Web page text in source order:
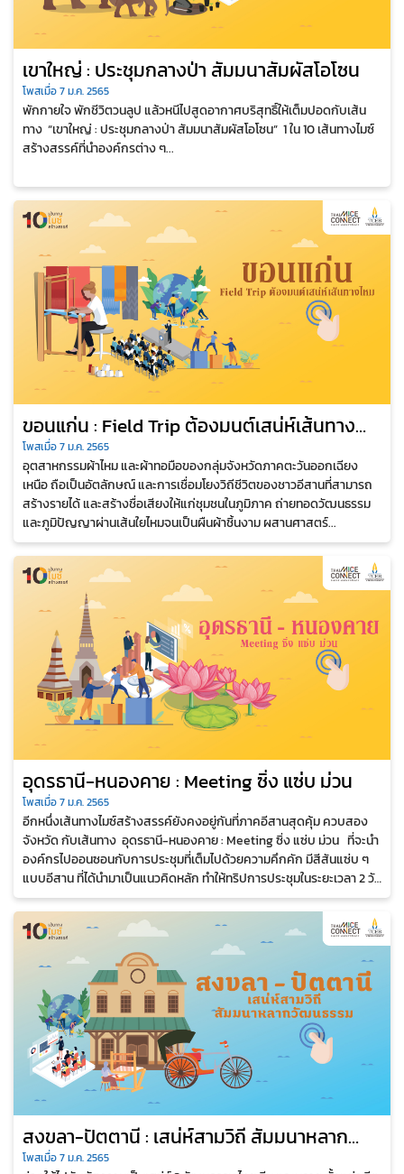
เขาใหญ่ : ประชุมกลางป่า สัมมนาสัมผัสโอโซน
โพสเมื่อ 7 ม.ค. 2565
พักกายใจ พักชีวิตวนลูป แล้วหนีไปสูดอากาศบริสุทธิ์ให้เต็มปอดกับเส้น
ทาง “เขาใหญ่ : ประชุมกลางป่า สัมมนาสัมผัสโอโซน” 1 ใน 10 เส้นทางไมซ์
สร้างสรรค์ที่นำองค์กรต่าง ๆ...
ขอนแก่น : Field Trip ต้องมนต์เสน่ห์เส้นทาง
ไหม
โพสเมื่อ 7 ม.ค. 2565
อุตสาหกรรมผ้าไหม และผ้าทอมือของกลุ่มจังหวัดภาคตะวันออกเฉียง
เหนือ ถือเป็นอัตลักษณ์ และการเชื่อมโยงวิถีชีวิตของชาวอีสานที่สามารถ
สร้างรายได้ และสร้างชื่อเสียงให้แก่ชุมชนในภูมิภาค ถ่ายทอดวัฒนธรรม
และภูมิปัญญาผ่านเส้นใยไหมจนเป็นผืนผ้าชิ้นงาม ผสานศาสตร์...
อุดรธานี-หนองคาย : Meeting ซิ่ง แซ่บ ม่วน
โพสเมื่อ 7 ม.ค. 2565
อีกหนึ่งเส้นทางไมซ์สร้างสรรค์ยังคงอยู่กันที่ภาคอีสานสุดคุ้ม ควบสอง
จังหวัด กับเส้นทาง อุดรธานี-หนองคาย : Meeting ซิ่ง แซ่บ ม่วน ที่จะนำ
องค์กรไปออนซอนกับการประชุมที่เต็มไปด้วยความคึกคัก มีสีสันแซ่บ ๆ
แบบอีสาน ที่ได้นำมาเป็นแนวคิดหลัก ทำให้ทริปการประชุมในระยะเวลา 2 วัน
1 คืน...
สงขลา-ปัตตานี : เสน่ห์สามวิถี สัมมนาหลาก
วัฒนธรรม
โพสเมื่อ 7 ม.ค. 2565